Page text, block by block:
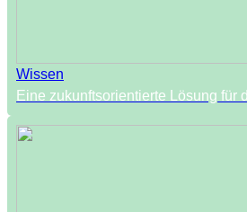
Wissen
Eine zukunftsorientierte Lösung für